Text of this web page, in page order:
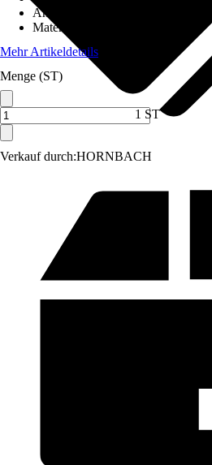
Verkauf durch:HORNBACH
Anwendungsbereich
Material
Mehr Artikeldetails
Menge (ST)
1 ST